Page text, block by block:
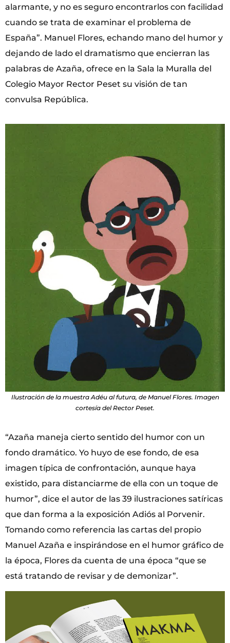
alarmante, y no es seguro encontrarlos con facilidad
cuando se trata de examinar el problema de
España”. Manuel Flores, echando mano del humor y
dejando de lado el dramatismo que encierran las
palabras de Azaña, ofrece en la Sala la Muralla del
Colegio Mayor Rector Peset su visión de tan
convulsa República.
Ilustración de la muestra Adéu al futura, de Manuel Flores. Imagen
cortesía del Rector Peset.
“Azaña maneja cierto sentido del humor con un
fondo dramático. Yo huyo de ese fondo, de esa
imagen típica de confrontación, aunque haya
existido, para distanciarme de ella con un toque de
humor”, dice el autor de las 39 ilustraciones satíricas
que dan forma a la exposición Adiós al Porvenir.
Tomando como referencia las cartas del propio
Manuel Azaña e inspirándose en el humor gráfico de
la época, Flores da cuenta de una época “que se
está tratando de revisar y de demonizar”.